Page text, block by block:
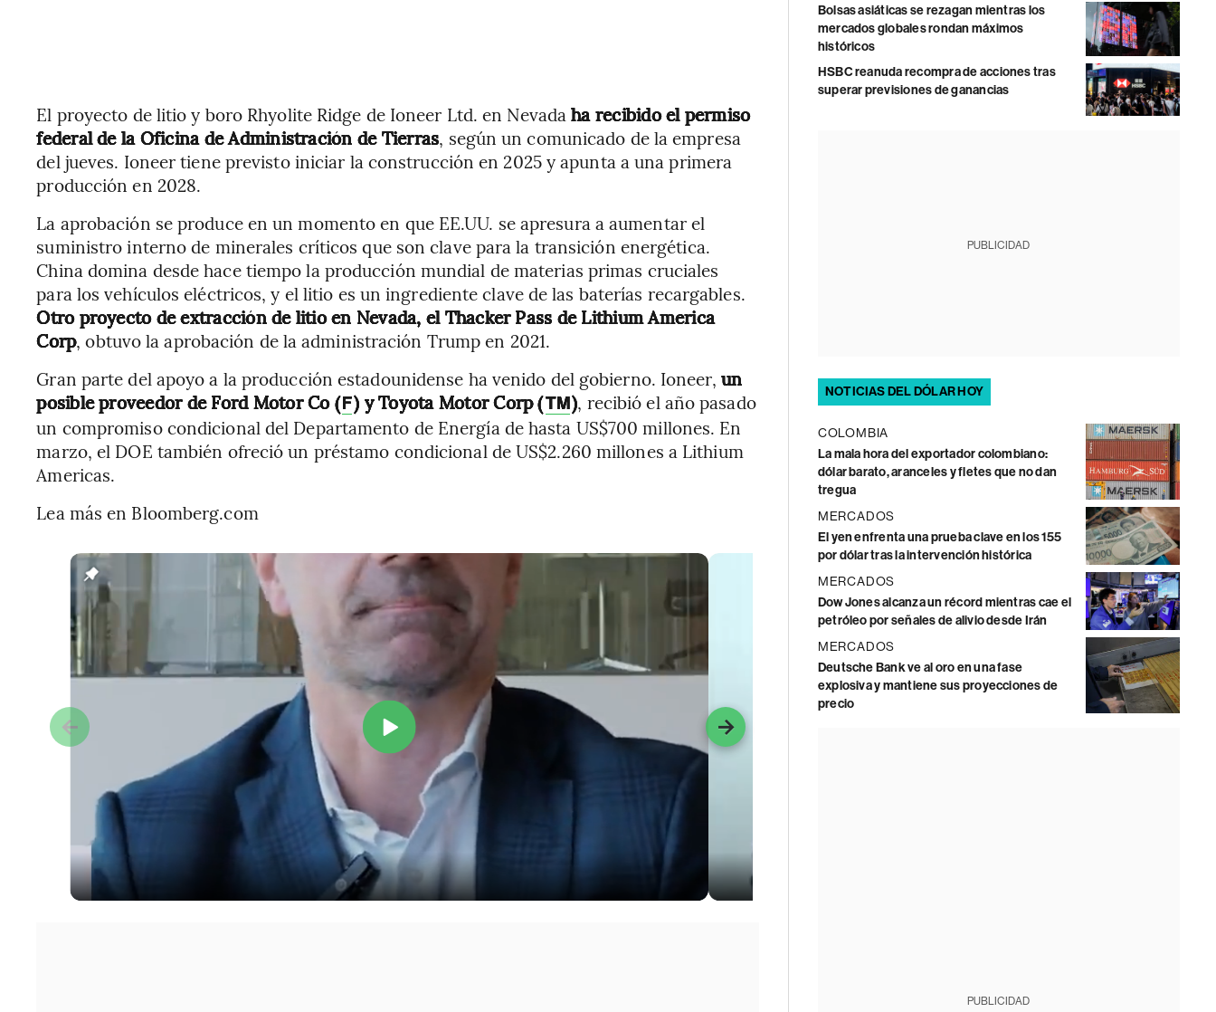
El proyecto de litio y boro Rhyolite Ridge de Ioneer Ltd. en Nevadaha recibido el permiso
federal de la Oficina de Administración de Tierras, según un comunicado de la empresa
del jueves. Ioneer tiene previsto iniciar la construcción en 2025 y apunta a una primera
producción en 2028.
La aprobación se produce en un momento en que EE.UU. se apresura a aumentar el
suministro interno de minerales críticos que son clave para la transición energética.
China domina desde hace tiempo la producción mundial de materias primas cruciales
para los vehículos eléctricos, y el litio es un ingrediente clave de las baterías recargables.
Otro proyecto de extracción de litio en Nevada, el Thacker Pass de Lithium America
Corp, obtuvo la aprobación de la administración Trump en 2021.
Gran parte del apoyo a la producción estadounidense ha venido del gobierno. Ioneer, un
posible proveedor de Ford Motor Co (F) y Toyota Motor Corp (TM), recibió el año pasado
un compromiso condicional del Departamento de Energía de hasta US$700 millones. En
marzo, el DOE también ofreció un préstamo condicional de US$2.260 millones a Lithium
Americas.
Lea más en Bloomberg.com
Bolsas asiáticas se rezagan mientras los
mercados globales rondan máximos
históricos
HSBC reanuda recompra de acciones tras
superar previsiones de ganancias
PUBLICIDAD
NOTICIAS DEL DÓLAR HOY
COLOMBIA
La mala hora del exportador colombiano:
dólar barato, aranceles y fletes que no dan
tregua
MERCADOS
El yen enfrenta una prueba clave en los 155
por dólar tras la intervención histórica
MERCADOS
Dow Jones alcanza un récord mientras cae el
petróleo por señales de alivio desde Irán
MERCADOS
Deutsche Bank ve al oro en una fase
explosiva y mantiene sus proyecciones de
precio
PUBLICIDAD